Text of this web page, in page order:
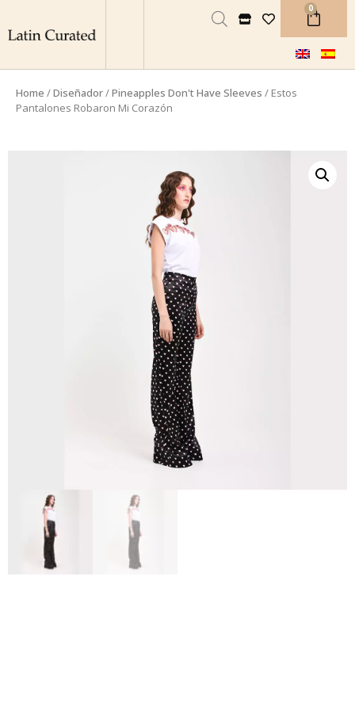
0
Home /Diseñador/Pineapples Don't Have Sleeves / Estos
Pantalones Robaron Mi Corazón